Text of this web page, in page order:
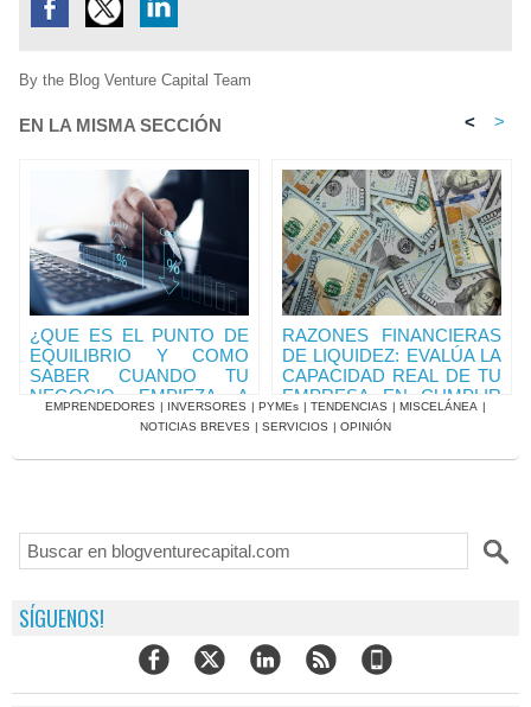
By the Blog Venture Capital Team
EN LA MISMA SECCIÓN < >
¿QUE ES EL PUNTO DE
EQUILIBRIO Y COMO
SABER CUANDO TU
NEGOCIO EMPIEZA A
SER RENTABLE?.
RAZONES DE EFECTIVO
Y RAZONES
RAZONES FINANCIERAS
DE LIQUIDEZ: EVALÚA LA
CAPACIDAD REAL DE TU
EMPRESA EN CUMPLIR
SUS OBLIGACIONES.
RAZONES DE EFECTIVO
Y RAZONES
EMPRENDEDORES INVERSORES PYMEs TENDENCIAS MISCELÁNEA
NOTICIAS BREVES
SERVICIOS OPINIÓN
SÍGUENOS!